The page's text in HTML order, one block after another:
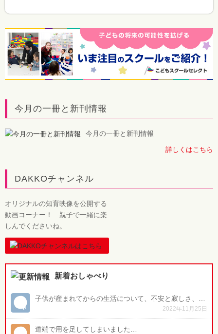
今月の一冊と新刊情報
今月の一冊と新刊情報
詳しくはこちら
DAKKOチャンネル
オリジナルの知育映像を公開する
動画コーナー！ 親子で一緒に楽
しんでくださいね。
新着おしゃべり
2022年11月25日
道端で用を足してしまいました…